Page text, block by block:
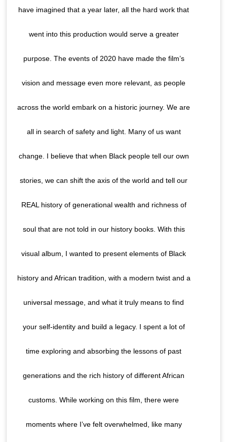
have imagined that a year later, all the hard work that
went into this production would serve a greater
purpose. The events of 2020 have made the film’s
vision and message even more relevant, as people
across the world embark on a historic journey. We are
all in search of safety and light. Many of us want
change. I believe that when Black people tell our own
stories, we can shift the axis of the world and tell our
REAL history of generational wealth and richness of
soul that are not told in our history books. With this
visual album, I wanted to present elements of Black
history and African tradition, with a modern twist and a
universal message, and what it truly means to find
your self-identity and build a legacy. I spent a lot of
time exploring and absorbing the lessons of past
generations and the rich history of different African
customs. While working on this film, there were
moments where I’ve felt overwhelmed, like many